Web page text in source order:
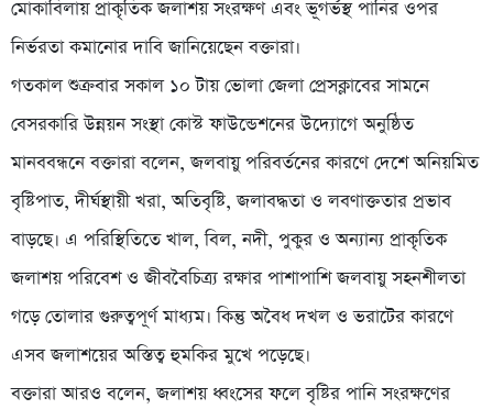
মোকাবিলায় প্রাকৃতিক জলাশয় সংরক্ষণ এবং ভূগর্ভস্থ পানির ওপর
নির্ভরতা কমানোর দাবি জানিয়েছেন বক্তারা।
গতকাল শুক্রবার সকাল ১০ টায় ভোলা জেলা প্রেসক্লাবের সামনে
বেসরকারি উন্নয়ন সংস্থা কোস্ট ফাউন্ডেশনের উদ্যোগে অনুষ্ঠিত
মানববন্ধনে বক্তারা বলেন, জলবায়ু পরিবর্তনের কারণে দেশে অনিয়মিত
বৃষ্টিপাত, দীর্ঘস্থায়ী খরা, অতিবৃষ্টি, জলাবদ্ধতা ও লবণাক্ততার প্রভাব
বাড়ছে। এ পরিস্থিতিতে খাল, বিল, নদী, পুকুর ও অন্যান্য প্রাকৃতিক
জলাশয় পরিবেশ ও জীববৈচিত্র্য রক্ষার পাশাপাশি জলবায়ু সহনশীলতা
গড়ে তোলার গুরুত্বপূর্ণ মাধ্যম। কিন্তু অবৈধ দখল ও ভরাটের কারণে
এসব জলাশয়ের অস্তিত্ব হুমকির মুখে পড়েছে।
বক্তারা আরও বলেন, জলাশয় ধ্বংসের ফলে বৃষ্টির পানি সংরক্ষণের